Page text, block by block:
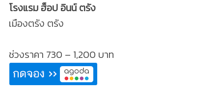
โรงแรม ฮ็อป อินน์ ตรัง
เมืองตรัง ตรัง
ช่วงราคา 730 – 1,200 บาท